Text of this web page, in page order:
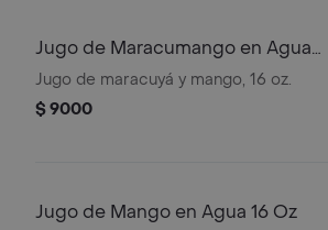
Jugo de Maracumango en Agua
16 Oz
Jugo de maracuyá y mango, 16 oz.
$ 9000
Jugo de Mango en Agua 16 Oz